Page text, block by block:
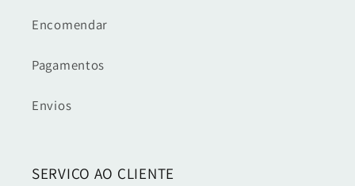
Encomendar
Pagamentos
Envios
SERVIÇO AO CLIENTE